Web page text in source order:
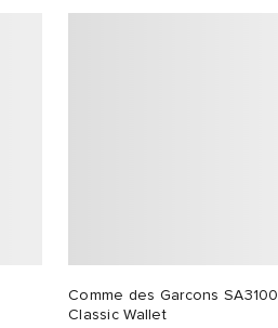
Comme des Garcons SA3100
Classic Wallet